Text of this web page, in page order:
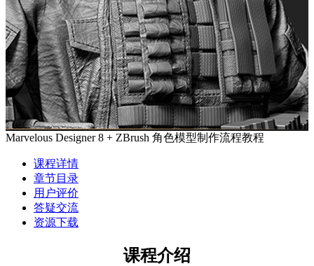
Marvelous Designer 8 + ZBrush 角色模型制作流程教程
课程详情
章节目录
用户评价
答疑交流
资源下载
课程介绍